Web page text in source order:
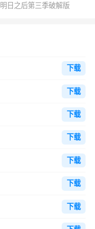
后，死亡大半，
世界一度变为亡
精灵族走出秘境，
直至完全净化了世
境。但是他们在自
亡灵病毒的污染，
被抛弃在自由之战
汽科技，让大陆文
断繁衍及变异，成
了世界的执掌权。
种族进化史告一段
日之后第三季破解版
下载
下载
下载
下载
下载
下载
下载